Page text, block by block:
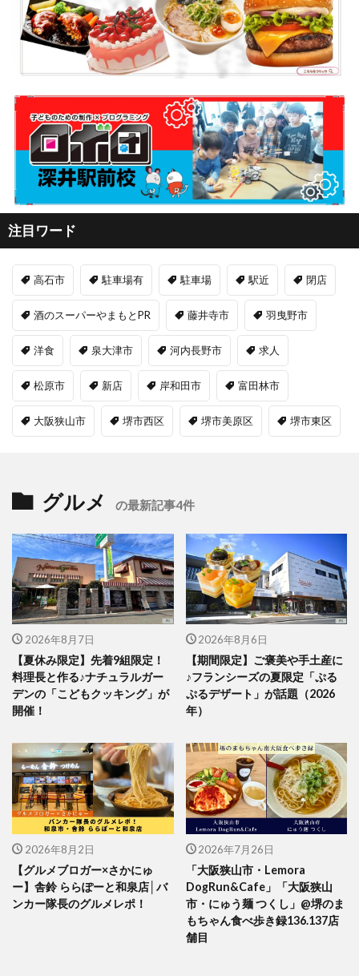
注目ワード
高石市 駐車場有 駐車場 駅近 閉店
酒のスーパーやまもとPR 藤井寺市 羽曳野市
洋食 泉大津市 河内長野市 求人
松原市 新店 岸和田市 富田林市
大阪狭山市 堺市西区 堺市美原区 堺市東区
グルメ の最新記事4件
2026年8月7日
【夏休み限定】先着9組限定！
料理長と作る♪ナチュラルガー
デンの「こどもクッキング」が
開催！
2026年8月6日
【期間限定】ご褒美や手土産に
♪フランシーズの夏限定「ぷる
ぷるデザート」が話題（2026
年）
2026年8月2日
【グルメブロガー×さかにゅ
ー】舎鈴 ららぽーと和泉店│バ
ンカー隊長のグルメレポ！
2026年7月26日
「大阪狭山市・Lemora
DogRun&Cafe」「大阪狭山
市・にゅう麺 つくし」@堺のま
もちゃん食べ歩き録136.137店
舗目